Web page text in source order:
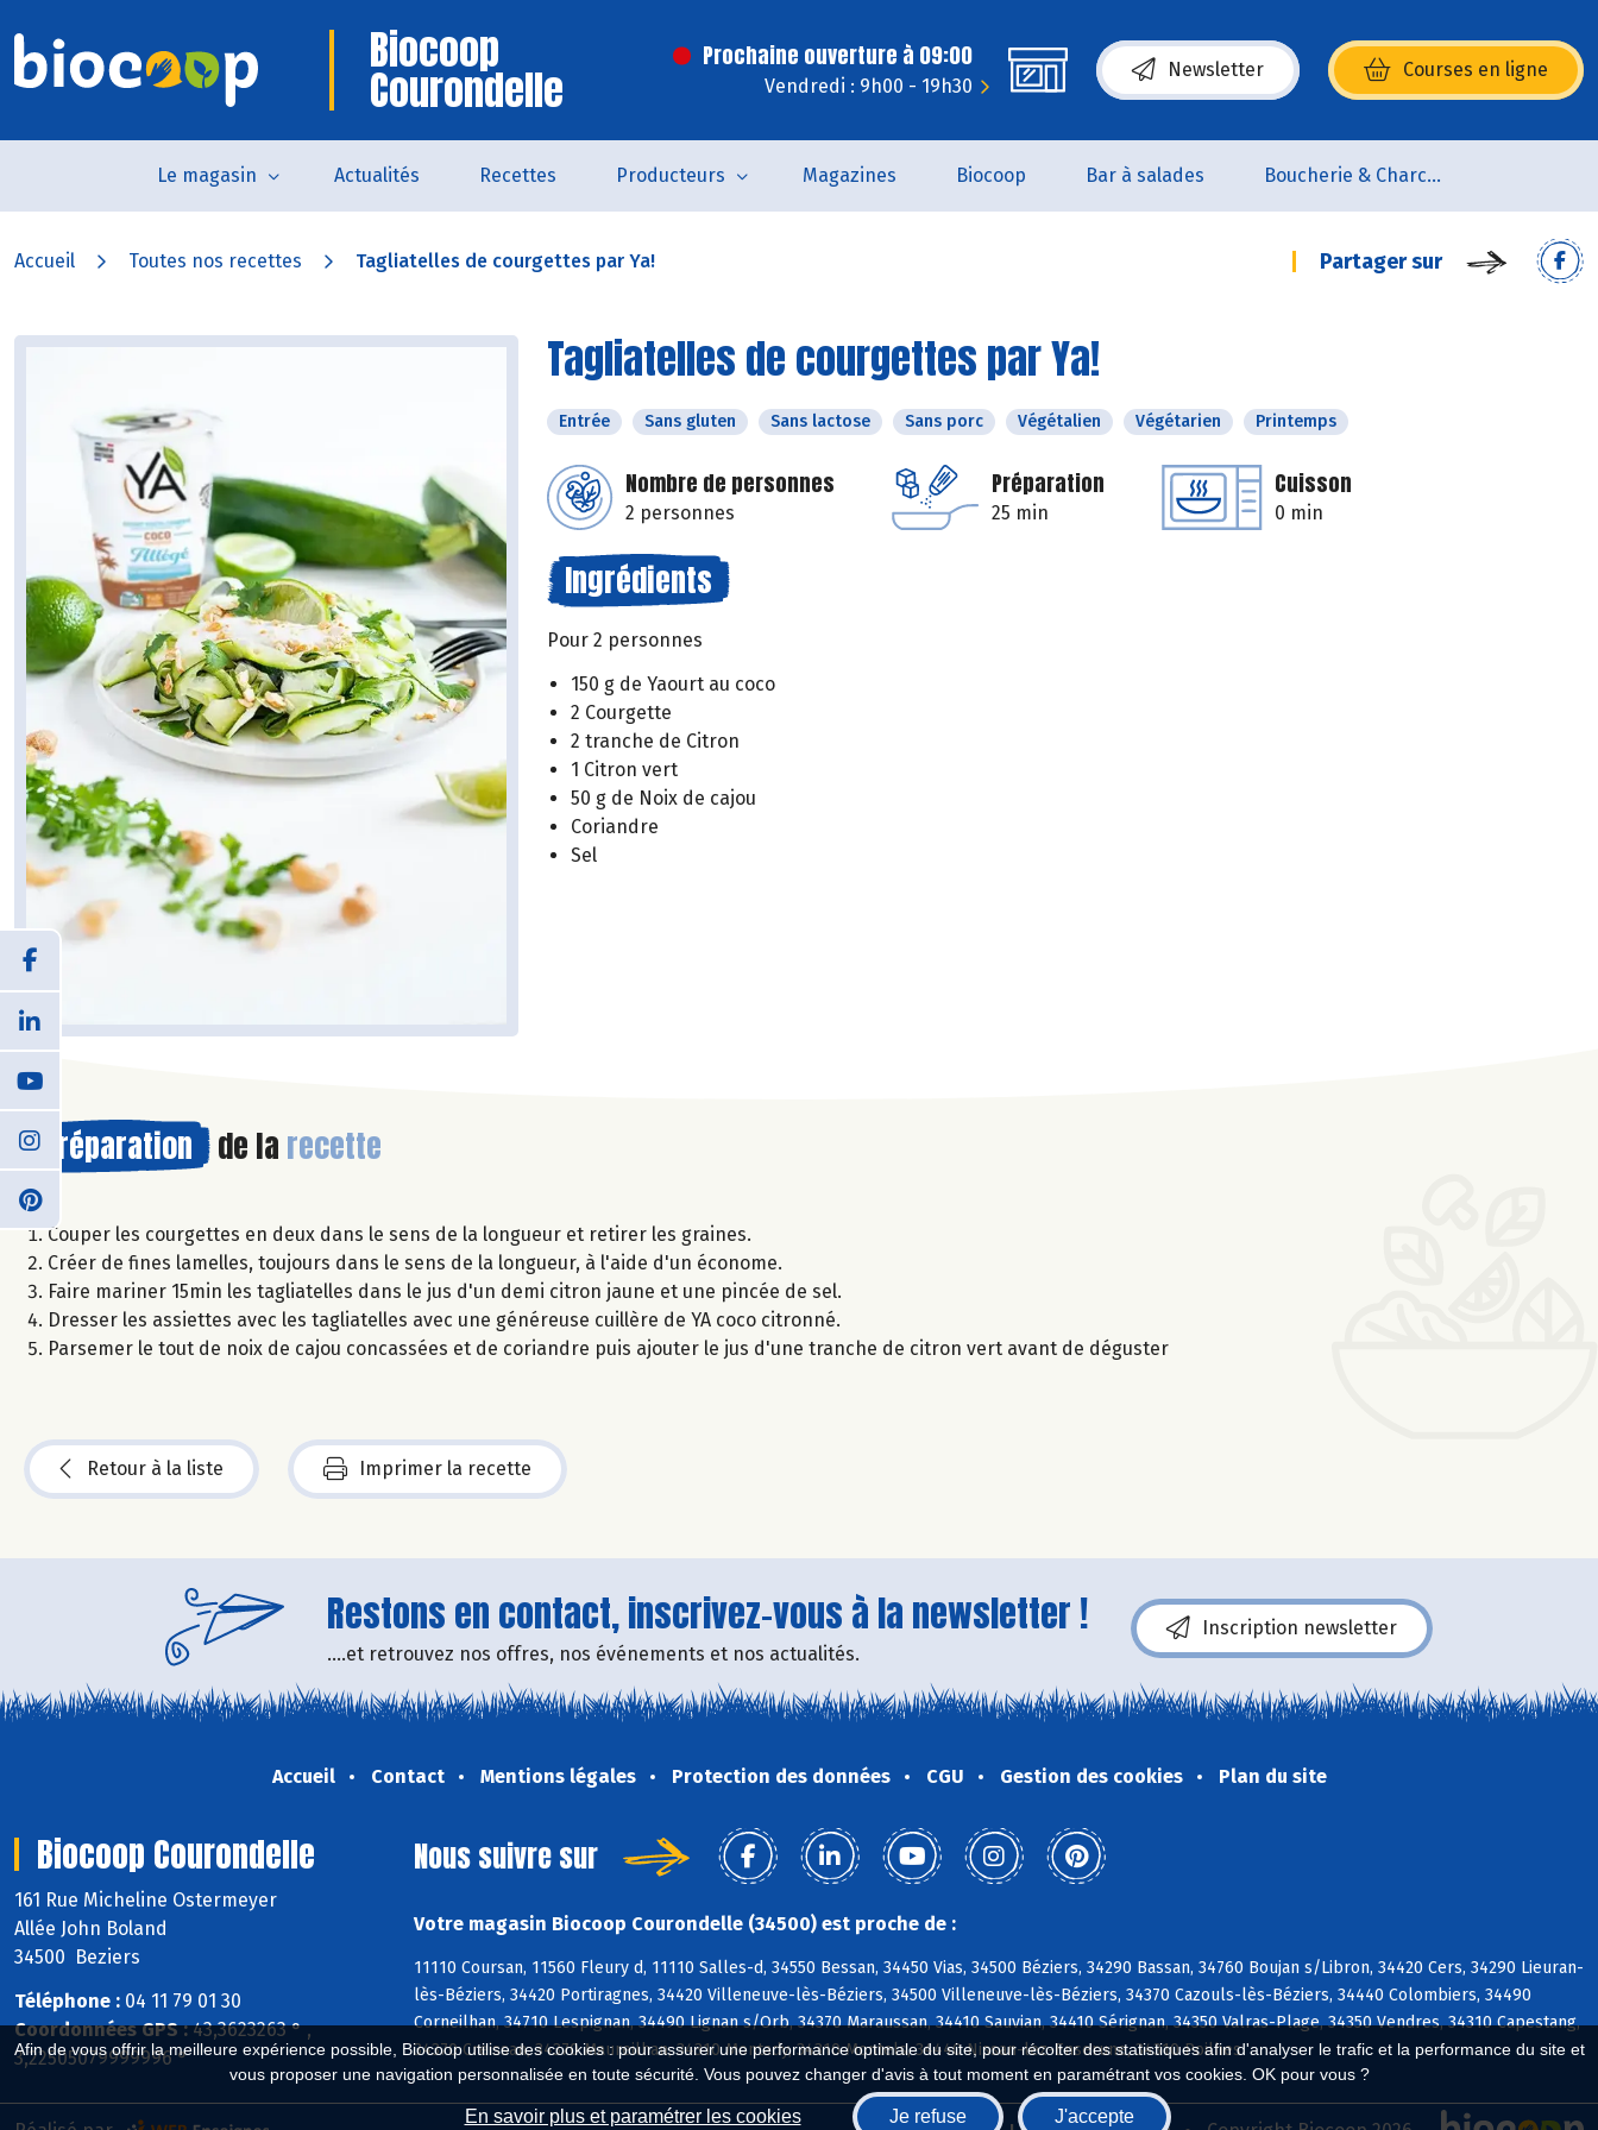
Afin de vous offrir la meilleure expérience possible, Biocoop utilise des cookies : pour assurer une performance optimale du site, pour récolter des statistiques afin d'analyser le trafic et la performance du site et
vous proposer une navigation personnalisée en toute sécurité. Vous pouvez changer d'avis à tout moment en paramétrant vos cookies. OK pour vous ?
En savoir plus et paramétrer les cookies Je refuse J'accepte
Biocoop
Courondelle
Prochaine ouverture à 09:00
Vendredi : 9h00 - 19h30
Newsletter Courses en ligne
(s’ouvre dans une nouvelle fenêtre)
Le magasin Actualités Recettes Producteurs Magazines Biocoop Bar à salades Boucherie & Charcuterie
Accueil Toutes nos recettes Tagliatelles de courgettes par Ya! Partager sur
Tagliatelles de courgettes par Ya!
Entrée Sans gluten Sans lactose Sans porc Végétalien Végétarien Printemps
Nombre de personnes
2 personnes
Préparation
25 min
Cuisson
0 min
Ingrédients
Pour 2 personnes
150 g de Yaourt au coco
2 Courgette
2 tranche de Citron
1 Citron vert
50 g de Noix de cajou
Coriandre
Sel
Préparation de la recette
Couper les courgettes en deux dans le sens de la longueur et retirer les graines.
Créer de fines lamelles, toujours dans le sens de la longueur, à l'aide d'un économe.
Faire mariner 15min les tagliatelles dans le jus d'un demi citron jaune et une pincée de sel.
Dresser les assiettes avec les tagliatelles avec une généreuse cuillère de YA coco citronné.
Parsemer le tout de noix de cajou concassées et de coriandre puis ajouter le jus d'une tranche de citron vert avant de déguster
Retour à la liste Imprimer la recette
Restons en contact, inscrivez-vous à la newsletter !
....et retrouvez nos offres, nos événements et nos actualités.
Inscription newsletter
Accueil Contact Mentions légales Protection des données CGU Gestion des cookies Plan du site
Biocoop Courondelle
161 Rue Micheline Ostermeyer
Allée John Boland
34500 Beziers
Téléphone : 04 11 79 01 30
Coordonnées GPS :43,3623263 ° ,
3,22505079999996 °
Nous suivre sur
Votre magasin Biocoop Courondelle (34500) est proche de :
11110 Coursan, 11560 Fleury d, 11110 Salles-d, 34550 Bessan, 34450 Vias, 34500 Béziers, 34290 Bassan, 34760 Boujan s/Libron, 34420 Cers, 34290 Lieuran-
lès-Béziers, 34420 Portiragnes, 34420 Villeneuve-lès-Béziers, 34500 Villeneuve-lès-Béziers, 34370 Cazouls-lès-Béziers, 34440 Colombiers, 34490
Corneilhan, 34710 Lespignan, 34490 Lignan s/Orb, 34370 Maraussan, 34410 Sauvian, 34410 Sérignan, 34350 Valras-Plage, 34350 Vendres, 34310 Capestang,
34370 Creissan, 34370 Maureilhan, 34310 Montady, 34310 Montels, 34440 Nissan-lez-Enserune, 34310 Poilhes